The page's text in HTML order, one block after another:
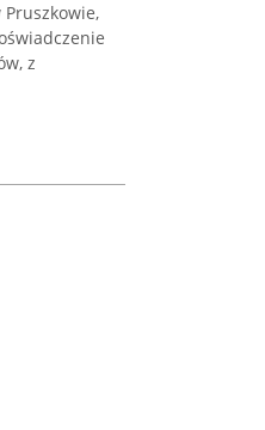
Pruszkowie,
z